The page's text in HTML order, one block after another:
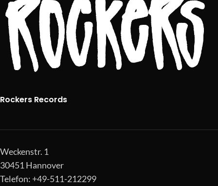
Rockers Records
Weckenstr. 1
30451 Hannover
Telefon: +49-511-212299